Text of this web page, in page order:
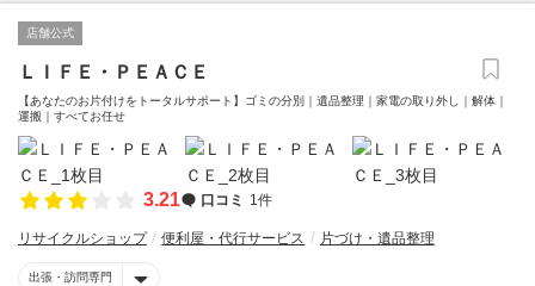
店舗公式
ＬＩＦＥ・ＰＥＡＣＥ
【あなたのお片付けをトータルサポート】ゴミの分別｜遺品整理｜家電の取り外し｜解体｜
運搬｜すべてお任せ
3.21 口コミ 1件
リサイクルショップ 便利屋・代行サービス 片づけ・遺品整理
出張・訪問専門